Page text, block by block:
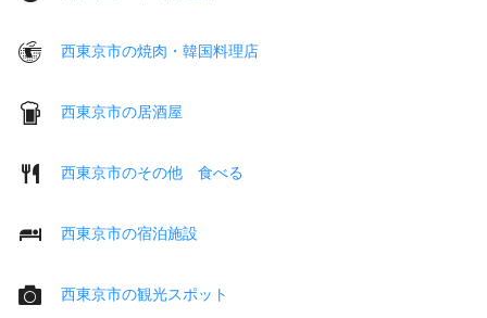
西東京市の焼肉・韓国料理店
西東京市の居酒屋
西東京市のその他 食べる
西東京市の宿泊施設
西東京市の観光スポット